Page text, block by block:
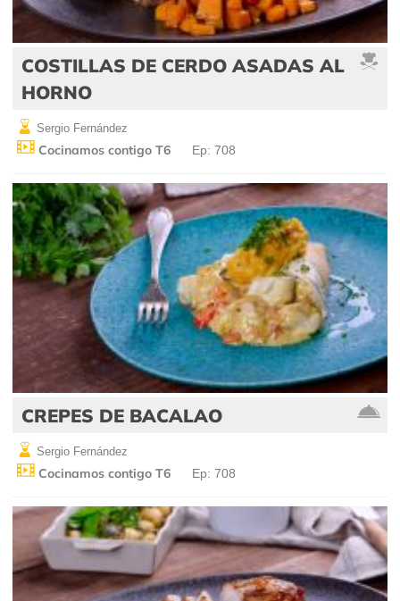
COSTILLAS DE CERDO ASADAS AL
HORNO
Sergio Fernández
Cocinamos contigo T6 Ep: 708
CREPES DE BACALAO
Sergio Fernández
Cocinamos contigo T6 Ep: 708